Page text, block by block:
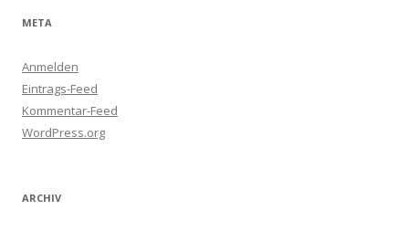
META
Anmelden
Eintrags-Feed
Kommentar-Feed
WordPress.org
ARCHIV